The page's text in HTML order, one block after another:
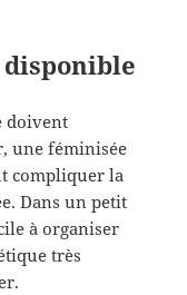
disponible
doivent
une féminisée
compliquer la
Dans un petit
à organiser
très